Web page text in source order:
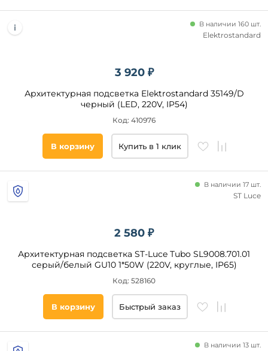
3 920 ₽
Архитектурная подсветка Elektrostandard 35149/D
черный (LED, 220V, IP54)
В наличии 160 шт.
Код: 410976
Elektrostandard
В корзину Купить в 1 клик
2 580 ₽
Архитектурная подсветка ST-Luce Tubo SL9008.701.01
серый/белый GU10 1*50W (220V, круглые, IP65)
В наличии 17 шт.
Код: 528160
ST Luce
В корзину Быстрый заказ
В наличии 13 шт.